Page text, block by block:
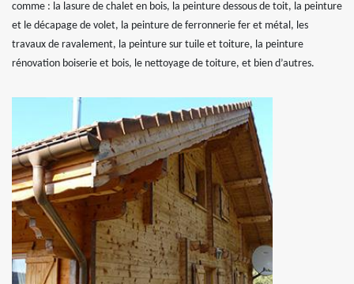
comme : la lasure de chalet en bois, la peinture dessous de toit, la peinture
et le décapage de volet, la peinture de ferronnerie fer et métal, les
travaux de ravalement, la peinture sur tuile et toiture, la peinture
rénovation boiserie et bois, le nettoyage de toiture, et bien d’autres.